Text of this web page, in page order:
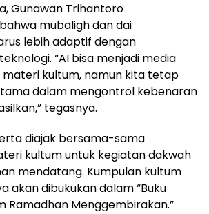
Gunawan Trihantoro
mubaligh dan dai
lebih adaptif dengan
“AI bisa menjadi media
materi kultum, namun kita tetap
dalam mengontrol kebenaran
tegasnya.
diajak bersama-sama
kultum untuk kegiatan dakwah
mendatang. Kumpulan kultum
akan dibukukan dalam “Buku
Ramadhan Menggembirakan.”